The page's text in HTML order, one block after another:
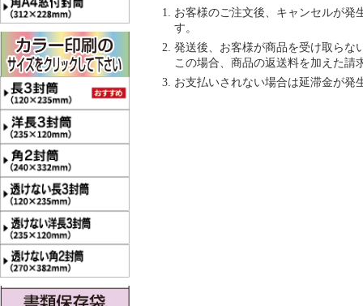
お客様のご注文後、キャンセルが発
す。
発送後、お客様が商品を受け取らな
この場合、商品の返送料を加えた請
お支払いされない場合は延滞金が発